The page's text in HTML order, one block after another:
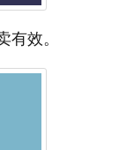
效。